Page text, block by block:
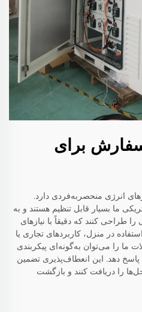
برای
انرژی منحصربه‌فردی دارد.
ما بسیار قابل تنظیم هستند و به
طراحی کنند که دقیقاً با نیازهای
در منزل، کاربردهای تجاری یا
را می‌توان به‌گونه‌ای پیکربندی
دهد. این انعطاف‌پذیری تضمین
را دریافت کنند و بازگشت